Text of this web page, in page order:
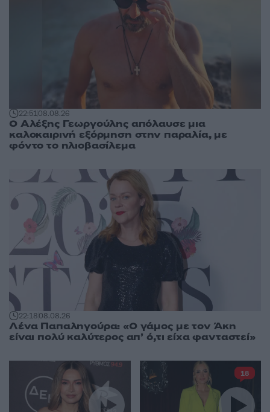
22:5108.08.26
Ο Αλέξης Γεωργούλης απόλαυσε μια
καλοκαιρινή εξόρμηση στην παραλία, με
φόντο το ηλιοβασίλεμα
22:1808.08.26
Λένα Παπαληγούρα: «Ο γάμος με τον Άκη
είναι πολύ καλύτερος απ’ ό,τι είχα φανταστεί»
18